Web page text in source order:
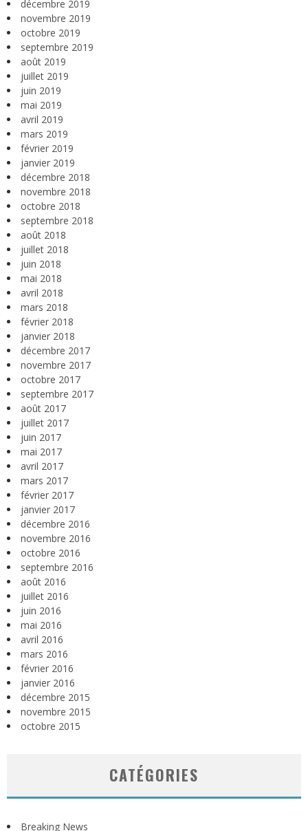
décembre 2019
novembre 2019
octobre 2019
septembre 2019
août 2019
juillet 2019
juin 2019
mai 2019
avril 2019
mars 2019
février 2019
janvier 2019
décembre 2018
novembre 2018
octobre 2018
septembre 2018
août 2018
juillet 2018
juin 2018
mai 2018
avril 2018
mars 2018
février 2018
janvier 2018
décembre 2017
novembre 2017
octobre 2017
septembre 2017
août 2017
juillet 2017
juin 2017
mai 2017
avril 2017
mars 2017
février 2017
janvier 2017
décembre 2016
novembre 2016
octobre 2016
septembre 2016
août 2016
juillet 2016
juin 2016
mai 2016
avril 2016
mars 2016
février 2016
janvier 2016
décembre 2015
novembre 2015
octobre 2015
CATÉGORIES
Breaking News